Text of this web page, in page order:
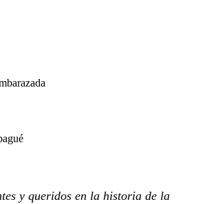
y queridos en la historia de la